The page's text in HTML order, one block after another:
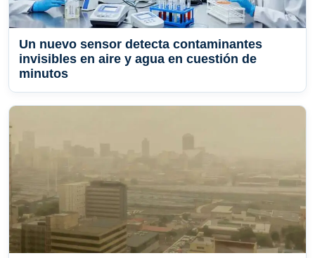
Un nuevo sensor detecta contaminantes
invisibles en aire y agua en cuestión de
minutos